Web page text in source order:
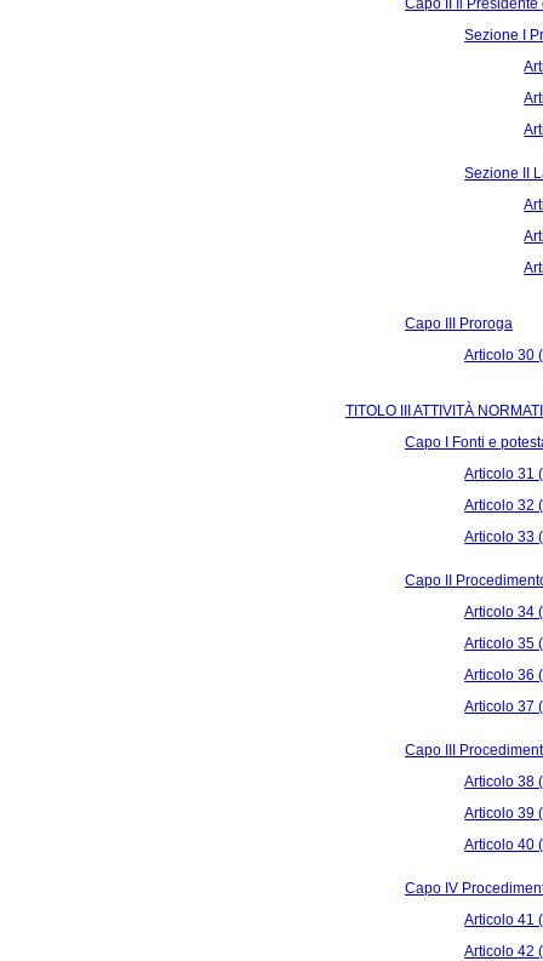
Capo II Il
Sezione I
Sezione II
Capo III Proroga
Articolo 30
TITOLO III ATTIVITÀ
Capo I Fonti e
Articolo 31
Articolo 32
Articolo 33
Capo II
Articolo 34
Articolo 35
Articolo 36
Articolo 37
Capo III
Articolo 38
Articolo 39
Articolo 40
Capo IV
Articolo 41
Articolo 42